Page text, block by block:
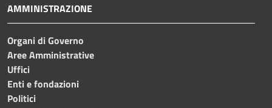
AMMINISTRAZIONE
Organi di Governo
Aree Amministrative
Uffici
Enti e fondazioni
Politici